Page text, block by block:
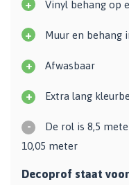
+ Vinyl behang op
+ Muur en behang
+ Afwasbaar
+ Extra lang
-
De rol is 8,5
10,05 meter
Decoprof staat